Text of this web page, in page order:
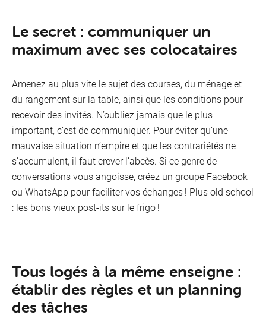
Le secret : communiquer un
maximum avec ses colocataires
Amenez au plus vite le sujet des courses, du ménage et
du rangement sur la table, ainsi que les conditions pour
recevoir des invités. N’oubliez jamais que le plus
important, c’est de communiquer. Pour éviter qu’une
mauvaise situation n’empire et que les contrariétés ne
s’accumulent, il faut crever l’abcès. Si ce genre de
conversations vous angoisse, créez un groupe Facebook
ou WhatsApp pour faciliter vos échanges ! Plus old school
: les bons vieux post-its sur le frigo !
Tous logés à la même enseigne :
établir des règles et un planning
des tâches